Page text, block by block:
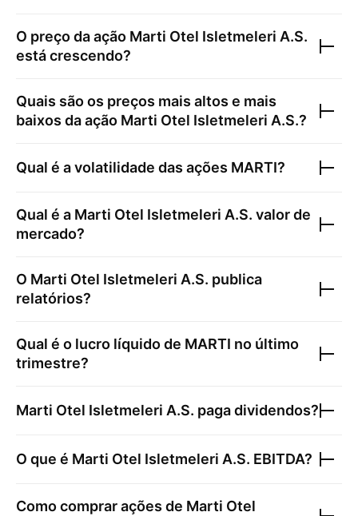
O preço da ação Marti Otel Isletmeleri A.S.
está crescendo?
Quais são os preços mais altos e mais
baixos da ação Marti Otel Isletmeleri A.S.?
Qual é a volatilidade das ações MARTI?
Qual é a Marti Otel Isletmeleri A.S. valor de
mercado?
O Marti Otel Isletmeleri A.S. publica
relatórios?
Qual é o lucro líquido de MARTI no último
trimestre?
Marti Otel Isletmeleri A.S. paga dividendos?
O que é Marti Otel Isletmeleri A.S. EBITDA?
Como comprar ações de Marti Otel